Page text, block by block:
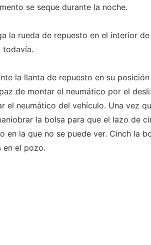
se seque durante la noche.
la rueda de repuesto en el interior
todavía.
la llanta de repuesto en su
de montar el neumático por el
el neumático del vehículo. Una vez
la bolsa para que el lazo de
en la que no se puede ver. Cinch la
en el pozo.